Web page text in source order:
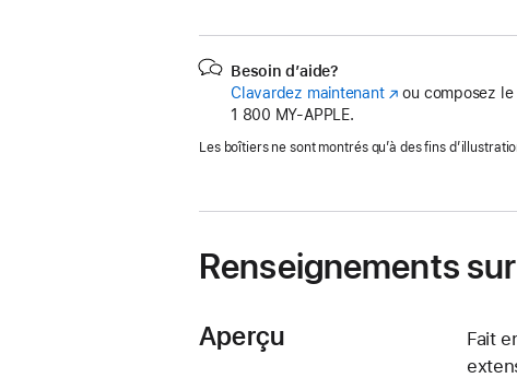
Besoin d’aide?
Clavardez maintenant(s’ouvre
nouvelle
ou composez le
1 800 MY‑APPLE.
Les boîtiers ne sont montrés qu’à des fins
Renseignements
Aperçu
Fait